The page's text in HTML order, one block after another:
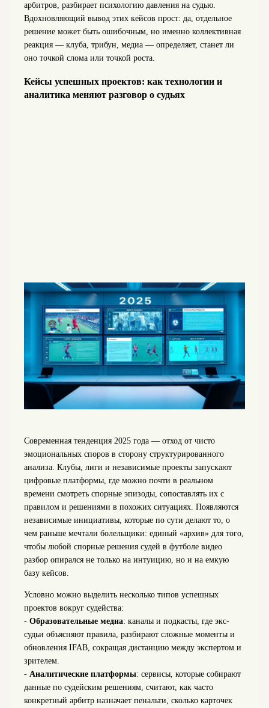
арбитров, разбирает психологию давления на судью.
Вдохновляющий вывод этих кейсов прост: да, отдельное
решение может быть ошибочным, но именно коллективная
реакция — клуба, трибун, медиа — определяет, станет ли
оно точкой слома или точкой роста.
Кейсы успешных проектов: как технологии и
аналитика меняют разговор о судьях
Современная тенденция 2025 года — отход от чисто
эмоциональных споров в сторону структурированного
анализа. Клубы, лиги и независимые проекты запускают
цифровые платформы, где можно почти в реальном
времени смотреть спорные эпизоды, сопоставлять их с
правилом и решениями в похожих ситуациях. Появляются
независимые инициативы, которые по сути делают то, о
чем раньше мечтали болельщики: единый «архив» для того,
чтобы любой спорные решения судей в футболе видео
разбор опирался не только на интуицию, но и на емкую
базу кейсов.
Условно можно выделить несколько типов успешных
проектов вокруг судейства:
- Образовательные медиа: каналы и подкасты, где экс-
судьи объясняют правила, разбирают сложные моменты и
обновления IFAB, сокращая дистанцию между экспертом и
зрителем.
- Аналитические платформы: сервисы, которые собирают
данные по судейским решениям, считают, как часто
конкретный арбитр назначает пенальти, сколько карточек